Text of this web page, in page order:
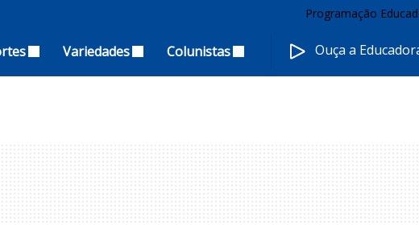
Programação
Variedades Colunistas Ouça a